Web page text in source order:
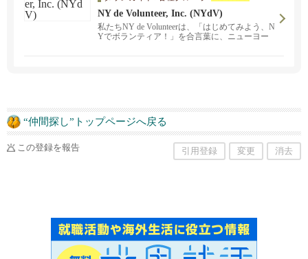
NY de Volunteer, Inc. (NYdV)
私たちNY de Volunteerは、「はじめてみよう、N
Yでボランティア！」を合言葉に、ニューヨー
“仲間探し”トップページへ戻る
この登録を報告 引用登録 変更 消去